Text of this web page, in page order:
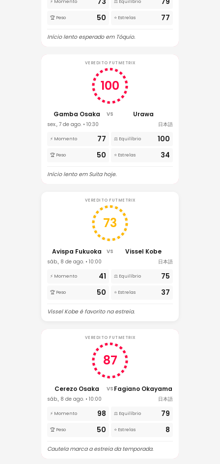
⚡ Momento ⚖️ Equilíbrio
🏆 Peso 50 ⭐ Estrelas 77
Início lento esperado em Tóquio.
VEREDITO FUTMETRIX
100
Gamba Osaka VS Urawa
sex., 7 de ago. • 10:30 日本語
⚡ Momento 77 ⚖️ Equilíbrio 100
🏆 Peso 50 ⭐ Estrelas 34
Início lento em Suita hoje.
VEREDITO FUTMETRIX
73
Avispa Fukuoka VS Vissel Kobe
sáb., 8 de ago. • 10:00 日本語
⚡ Momento 41 ⚖️ Equilíbrio 75
🏆 Peso 50 ⭐ Estrelas 37
Vissel Kobe é favorito na estreia.
VEREDITO FUTMETRIX
87
Cerezo Osaka VS Fagiano Okayama
sáb., 8 de ago. • 10:00 日本語
⚡ Momento 98 ⚖️ Equilíbrio 79
🏆 Peso 50 ⭐ Estrelas 8
Cautela marca a estreia da temporada.